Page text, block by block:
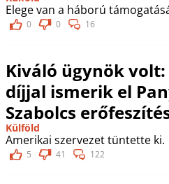
Elege van a háború
0 0 16
Kiváló ügynök
díjjal ismerik el
Szabolcs
Külföld
Amerikai szervezet tüntette ki.
5 41 122